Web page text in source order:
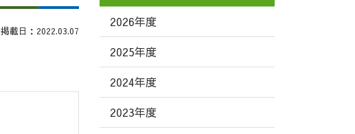
掲載日：2022.03.07
2026年度
2025年度
2024年度
2023年度